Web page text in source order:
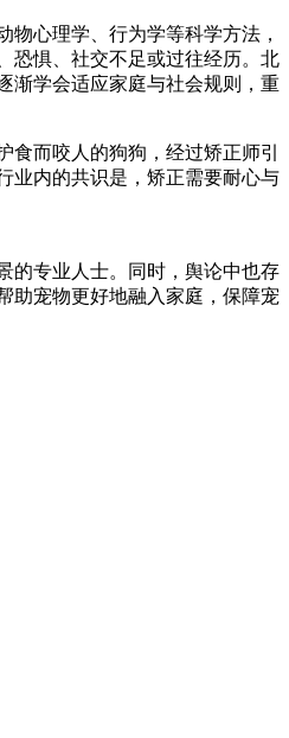
心理学、行为学等科学方法，
恐惧、社交不足或过往经历。北
渐学会适应家庭与社会规则，重
而咬人的狗狗，经过矫正师引
业内的共识是，矫正需要耐心与
的专业人士。同时，舆论中也存
助宠物更好地融入家庭，保障宠